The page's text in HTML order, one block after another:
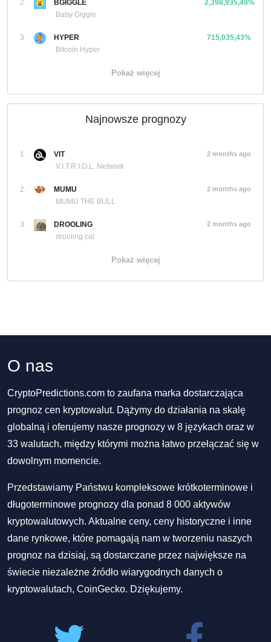
2.
BGIGGLE
Baby Giggle
2,398,935,49%
3.
HYPER
Bitcoin Hyper
715,035,43%
Pokaż więcej
Najnowsze prognozy
1.
VIT
V.I.T.R.I.O.L. Network
2 months ago
2.
MUMU
MUMU THE BULL
2 months ago
3.
DROOLING
drooling cat
2 months ago
Pokaż więcej
O nas
CryptoPredictions.com to zaufana marka dostarczająca
prognoz cen kryptowalut. Dążymy do działania na skalę
globalną i oferujemy nasze prognozy w 8 językach oraz w
33 walutach, między którymi można łatwo przełączać się w
dowolnym momencie.
Przedstawiamy Państwu kompleksowe krótkoterminowe i
długoterminowe prognozy dla ponad 8 000 aktywów
kryptowalutowych. Aktualne ceny, ceny historyczne i inne
dane rynkowe, które pomagają nam w tworzeniu naszych
prognoz na dzisiaj, są dostarczane przez największe na
świecie niezależne źródło wiarygodnych danych o
kryptowalutach, CoinGecko. Dziękujemy.